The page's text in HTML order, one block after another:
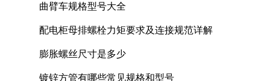
曲臂车规格型号大全
配电柜母排螺栓力矩要求及连接规范详解
膨胀螺丝尺寸是多少
镀锌方管有哪些常见规格和型号